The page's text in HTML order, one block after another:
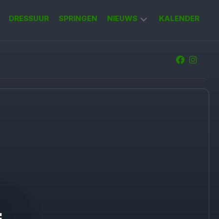
DRESSUUR SPRINGEN NIEUWS KALENDER